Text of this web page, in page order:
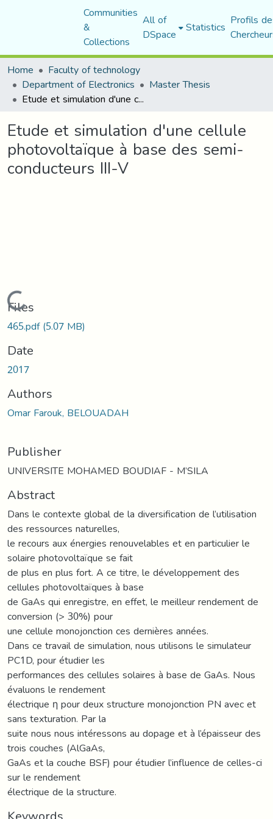
Communities
&
Collections
All of
DSpace Statistics Profils
Home
Faculty of technology
Department of Electronics Master Thesis
Etude et simulation d'une cellule photovoltaïque à base des semi-conducteurs III-V
Etude et simulation d'une cellule
photovoltaïque à base des semi-
conducteurs III-V
Loading...
Files
465.pdf(5.07 MB)
Date
2017
Authors
Omar Farouk, BELOUADAH
Publisher
UNIVERSITE MOHAMED BOUDIAF - M’SILA
Abstract
Dans le contexte global de la diversification de l’utilisation
des ressources naturelles,
le recours aux énergies renouvelables et en particulier le
solaire photovoltaïque se fait
de plus en plus fort. A ce titre, le développement des
cellules photovoltaïques à base
de GaAs qui enregistre, en effet, le meilleur rendement de
conversion (> 30%) pour
une cellule monojonction ces dernières années.
Dans ce travail de simulation, nous utilisons le simulateur
PC1D, pour étudier les
performances des cellules solaires à base de GaAs. Nous
évaluons le rendement
électrique η pour deux structure monojonction PN avec et
sans texturation. Par la
suite nous nous intéressons au dopage et à l’épaisseur des
trois couches (AlGaAs,
GaAs et la couche BSF) pour étudier l’influence de celles-ci
sur le rendement
électrique de la structure.